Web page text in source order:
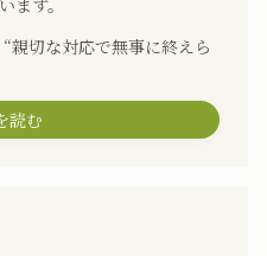
ます。
親切な対応で無事に終えら
読む